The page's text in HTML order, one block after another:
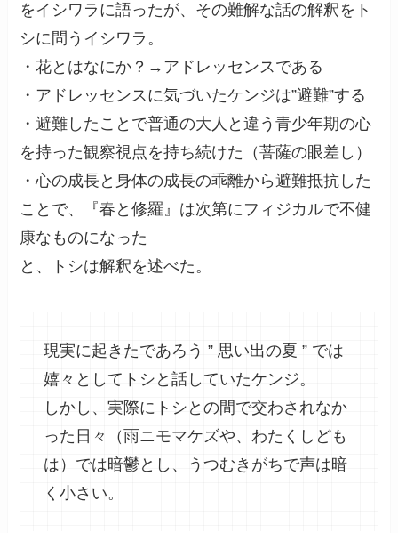
をイシワラに語ったが、その難解な話の解釈をト
シに問うイシワラ。
・花とはなにか？→アドレッセンスである
・アドレッセンスに気づいたケンジは”避難”する
・避難したことで普通の大人と違う青少年期の心
を持った観察視点を持ち続けた（菩薩の眼差し）
・心の成長と身体の成長の乖離から避難抵抗した
ことで、『春と修羅』は次第にフィジカルで不健
康なものになった
と、トシは解釈を述べた。
現実に起きたであろう ” 思い出の夏 ” では
嬉々としてトシと話していたケンジ。
しかし、実際にトシとの間で交わされなか
った日々（雨ニモマケズや、わたくしども
は）では暗鬱とし、うつむきがちで声は暗
く小さい。